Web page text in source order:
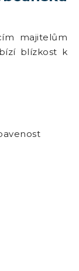
majitelům
blízkost k